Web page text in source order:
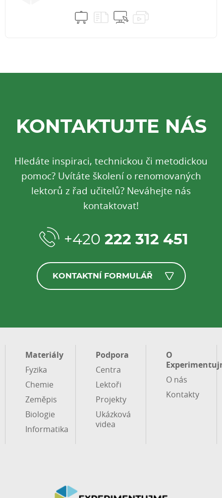
KONTAKTUJTE NÁS
Hledáte inspiraci, technickou či metodickou
pomoc? Uvítáte školení o renomovaných
lektorů z řad učitelů? Neváhejte nás
kontaktovat!
+420 222 312 451
KONTAKTNÍ FORMULÁŘ
Materiály
Fyzika
Chemie
Zeměpis
Biologie
Informatika
Podpora
Centra
Lektoři
Projekty
Ukázková
videa
O
O nás
Kontakty